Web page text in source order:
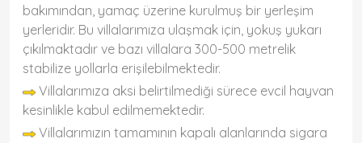
bakımından, yamaç üzerine kurulmuş bir yerleşim
yerleridir. Bu villalarımıza ulaşmak için, yokuş yukarı
çıkılmaktadır ve bazı villalara 300-500 metrelik
stabilize yollarla erişilebilmektedir.
Villalarımıza aksi belirtilmediği sürece evcil hayvan
kesinlikle kabul edilmemektedir.
Villalarımızın tamamının kapalı alanlarında sigara